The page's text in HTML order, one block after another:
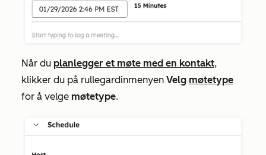
Når du planlegger et møte med en kontakt,
klikker du på rullegardinmenyen Velg møtetype
for å velge møtetype.